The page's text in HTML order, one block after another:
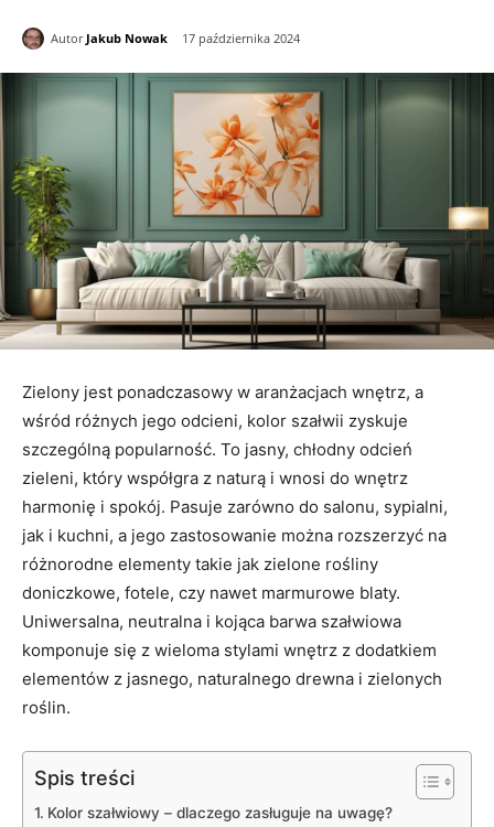
Autor Jakub Nowak 17 października 2024
Zielony jest ponadczasowy w aranżacjach wnętrz, a
wśród różnych jego odcieni, kolor szałwii zyskuje
szczególną popularność. To jasny, chłodny odcień
zieleni, który współgra z naturą i wnosi do wnętrz
harmonię i spokój. Pasuje zarówno do salonu, sypialni,
jak i kuchni, a jego zastosowanie można rozszerzyć na
różnorodne elementy takie jak zielone rośliny
doniczkowe, fotele, czy nawet marmurowe blaty.
Uniwersalna, neutralna i kojąca barwa szałwiowa
komponuje się z wieloma stylami wnętrz z dodatkiem
elementów z jasnego, naturalnego drewna i zielonych
roślin.
Spis treści
Kolor szałwiowy – dlaczego zasługuje na uwagę?